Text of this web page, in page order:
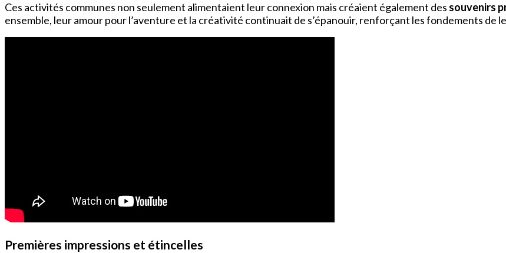
Ces activités communes non seulement alimentaient leur connexion mais créaient également des souvenirs
ensemble, leur amour pour l’aventure et la créativité continuait de s’épanouir, renforçant les fondements de
Premières impressions et étincelles